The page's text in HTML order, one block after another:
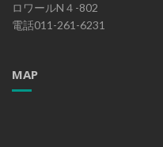
ロワールN４-802
電話011-261-6231
MAP